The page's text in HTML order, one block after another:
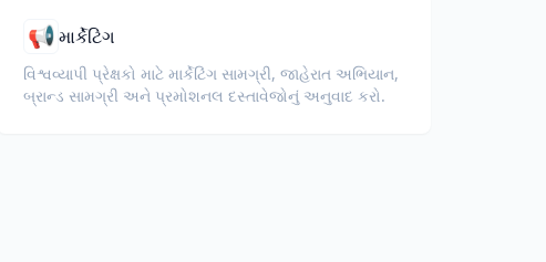
📢માર્કેટિંગ
વિશ્વવ્યાપી પ્રેક્ષકો માટે માર્કેટિંગ સામગ્રી, જાહેરાત અભિયાન,
બ્રાન્ડ સામગ્રી અને પ્રમોશનલ દસ્તાવેજોનું અનુવાદ કરો.